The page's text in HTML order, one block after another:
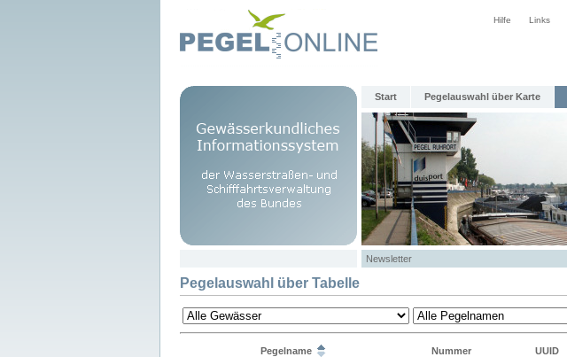
Hilfe Links
Start Pegelauswahl über Karte
Newsletter
Pegelauswahl über Tabelle
Pegelname Nummer UUID